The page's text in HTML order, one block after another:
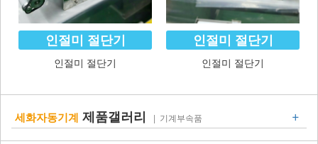
인절미 절단기
인절미 절단기
인절미 절단기
인절미 절단기
세화자동기계 제품갤러리 | 기계부속품 +